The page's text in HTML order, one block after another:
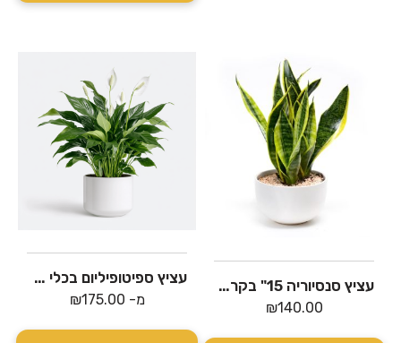
עציץ סנסיוריה 15" בקרמיקה – צמח הבריאות
₪140.00
עציץ ספיטופיליום בכלי קרמיקה
מ- ₪175.00